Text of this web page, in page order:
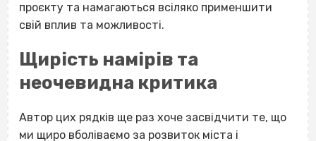
проєкту та намагаються всіляко применшити
свій вплив та можливості.
Щирість намірів та
неочевидна критика
Автор цих рядків ще раз хоче засвідчити те, що
ми щиро вболіваємо за розвиток міста і